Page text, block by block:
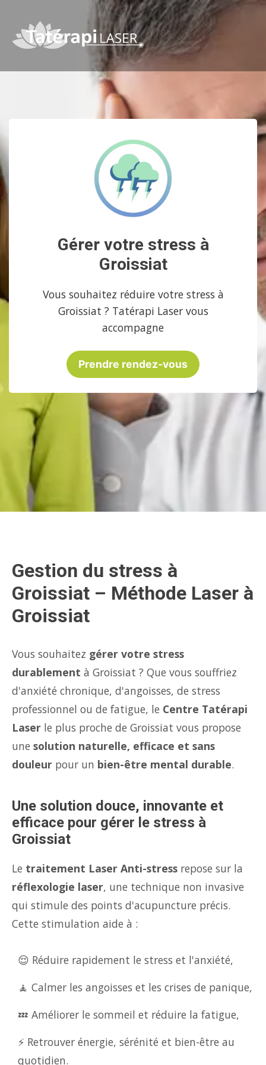
Gérer votre stress à
Groissiat
Vous souhaitez réduire votre stress à
Groissiat ? Tatérapi Laser vous
accompagne
Prendre rendez-vous
Gestion du stress à
Groissiat – Méthode Laser à
Groissiat
Vous souhaitez gérer votre stress
durablement à Groissiat ? Que vous souffriez
d'anxiété chronique, d'angoisses, de stress
professionnel ou de fatigue, le Centre Tatérapi
Laser le plus proche de Groissiat vous propose
une solution naturelle, efficace et sans
douleur pour un bien-être mental durable.
Une solution douce, innovante et
efficace pour gérer le stress à
Groissiat
Le traitement Laser Anti-stress repose sur la
réflexologie laser, une technique non invasive
qui stimule des points d'acupuncture précis.
Cette stimulation aide à :
😌 Réduire rapidement le stress et l'anxiété,
🧘 Calmer les angoisses et les crises de panique,
💤 Améliorer le sommeil et réduire la fatigue,
⚡ Retrouver énergie, sérénité et bien-être au
quotidien.